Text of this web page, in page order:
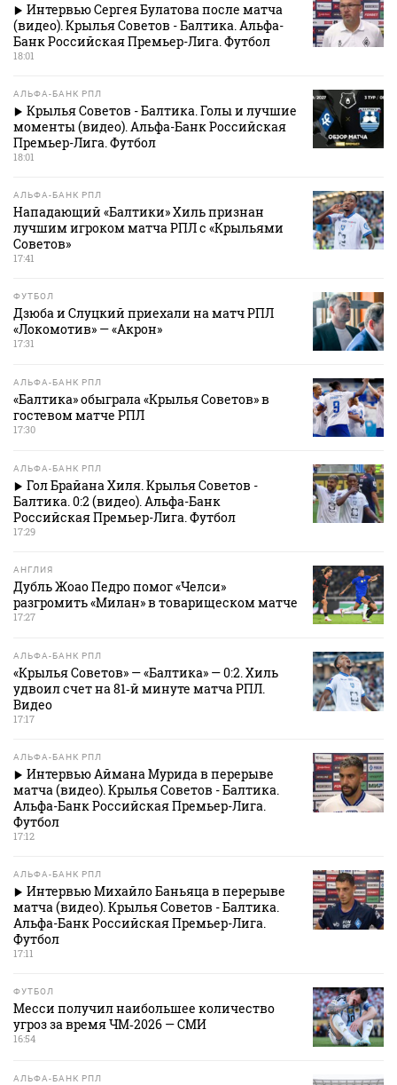
Интервью Сергея Булатова после матча
(видео). Крылья Советов - Балтика. Альфа-
Банк Российская Премьер-Лига. Футбол
18:01
АЛЬФА-БАНК РПЛ
Крылья Советов - Балтика. Голы и лучшие
моменты (видео). Альфа-Банк Российская
Премьер-Лига. Футбол
18:01
АЛЬФА-БАНК РПЛ
Нападающий «Балтики» Хиль признан
лучшим игроком матча РПЛ с «Крыльями
Советов»
17:41
ФУТБОЛ
Дзюба и Слуцкий приехали на матч РПЛ
«Локомотив» — «Акрон»
17:31
АЛЬФА-БАНК РПЛ
«Балтика» обыграла «Крылья Советов» в
гостевом матче РПЛ
17:30
АЛЬФА-БАНК РПЛ
Гол Брайана Хиля. Крылья Советов -
Балтика. 0:2 (видео). Альфа-Банк
Российская Премьер-Лига. Футбол
17:29
АНГЛИЯ
Дубль Жоао Педро помог «Челси»
разгромить «Милан» в товарищеском матче
17:27
АЛЬФА-БАНК РПЛ
«Крылья Советов» — «Балтика» — 0:2. Хиль
удвоил счет на 81‑й минуте матча РПЛ.
Видео
17:17
АЛЬФА-БАНК РПЛ
Интервью Аймана Мурида в перерыве
матча (видео). Крылья Советов - Балтика.
Альфа-Банк Российская Премьер-Лига.
Футбол
17:12
АЛЬФА-БАНК РПЛ
Интервью Михайло Баньяца в перерыве
матча (видео). Крылья Советов - Балтика.
Альфа-Банк Российская Премьер-Лига.
Футбол
17:11
ФУТБОЛ
Месси получил наибольшее количество
угроз за время ЧМ‑2026 — СМИ
16:54
АЛЬФА-БАНК РПЛ